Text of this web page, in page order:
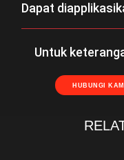
Dapat
Untuk
HUBUNGI KAMI